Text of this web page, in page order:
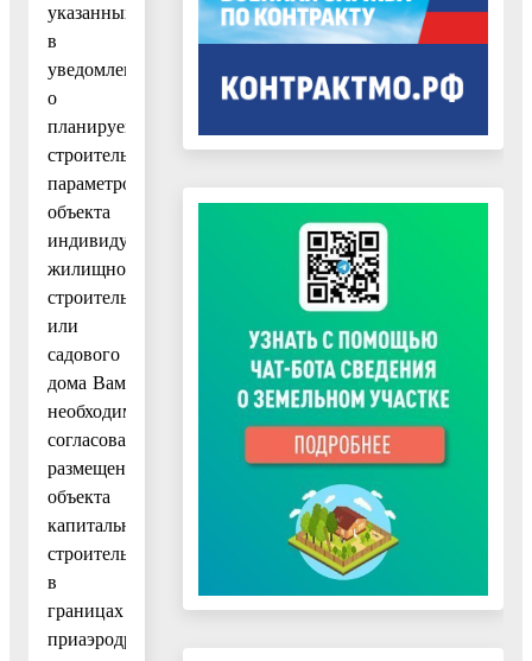
указанных
в
уведомлении
о
планируемом
строительстве
параметров
объекта
индивидуального
жилищного
строительства
или
садового
дома Вам
необходимо
согласовать
размещение
объекта
капитального
строительства
в
границах
приаэродромной